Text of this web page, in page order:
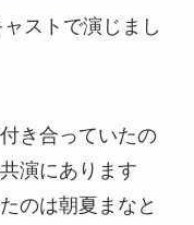
ストで演じまし
き合っていたの
演にあります
のは朝夏まなと